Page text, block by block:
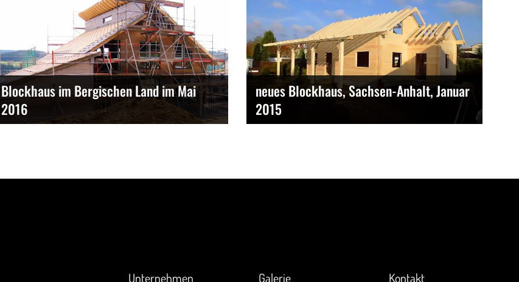
Blockhaus im Bergischen Land im Mai
2016
neues Blockhaus, Sachsen-Anhalt, Januar
2015
Unternehmen Galerie Kontakt